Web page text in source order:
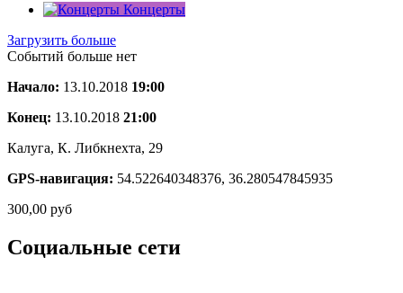
Концерты
Загрузить больше
Событий больше нет
Начало: 13.10.2018 19:00
Конец: 13.10.2018 21:00
Калуга, К. Либкнехта, 29
GPS-навигация: 54.522640348376, 36.280547845935
300,00 руб
Социальные сети